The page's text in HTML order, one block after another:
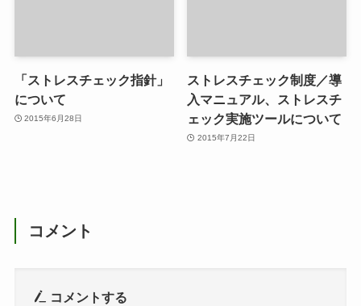
「ストレスチェック指針」
について
2015年6月28日
ストレスチェック制度／導
入マニュアル、ストレスチ
ェック実施ツールについて
2015年7月22日
コメント
コメントする